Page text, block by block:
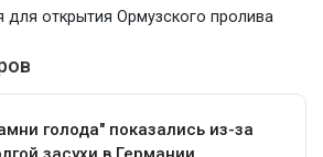
для открытия Ормузского пролива